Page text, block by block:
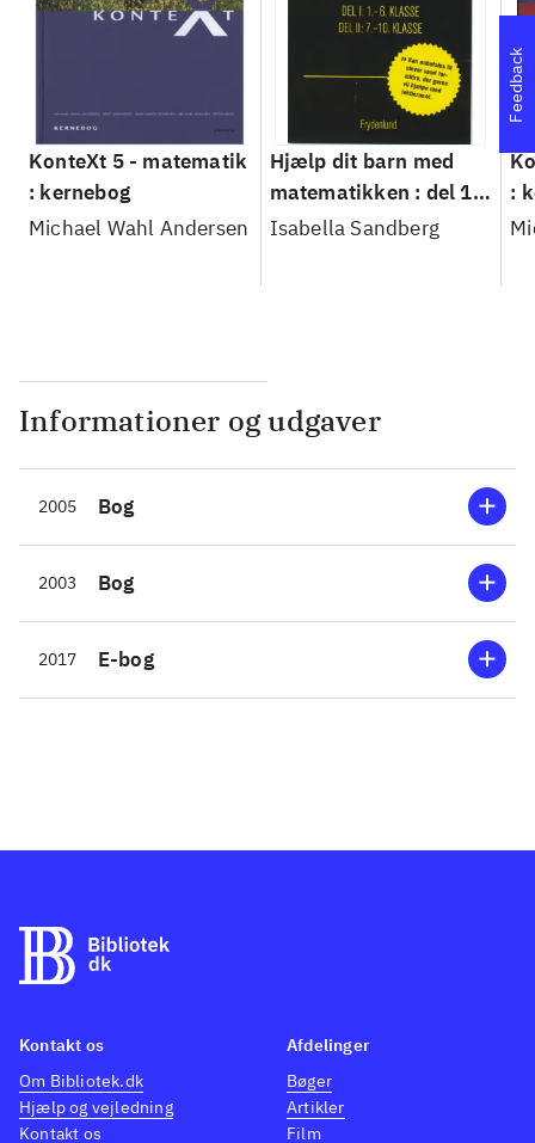
KonteXt 5 - matematik
: kernebog
Michael Wahl Andersen
Hjælp dit barn med
matematikken : del 1:
1.-6. klasse, del 2:
Isabella Sandberg
:
Informationer og udgaver
2005 Bog
2003 Bog
2017 E-bog
Feedback
Kontakt os
Om Bibliotek.dk
Hjælp og vejledning
Kontakt os
Afdelinger
Bøger
Artikler
Film